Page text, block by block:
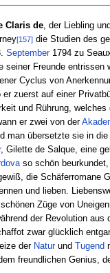
Claris de, der Liebling
[157]die Studien des
September1794 zu
seiner Freunde
Cyclus von
er zuerst auf einer
und Rührung, welches
er zwei von der
man übersetzte sie in
, Gilette de Salque, eine
so schön
die Schäferromane
und lieben.
Züge von
der Revolution aus
zwar glücklich
der Naturund Tugend
freundlichen Genius,